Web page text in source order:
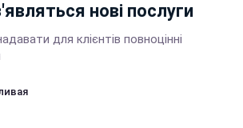
нові послуги
для клієнтів повноцінні